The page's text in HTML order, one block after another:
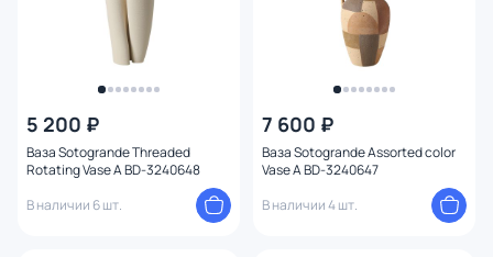
5 200 ₽
Ваза Sotogrande Threaded
Rotating Vase A BD-3240648
В наличии 6 шт.
7 600 ₽
Ваза Sotogrande Assorted color
Vase A BD-3240647
В наличии 4 шт.
Оформление
Количество предметов в наборе
Длина (см)
Глубина (см)